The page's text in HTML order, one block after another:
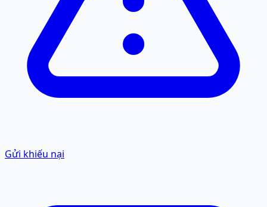
Gửi khiếu nại